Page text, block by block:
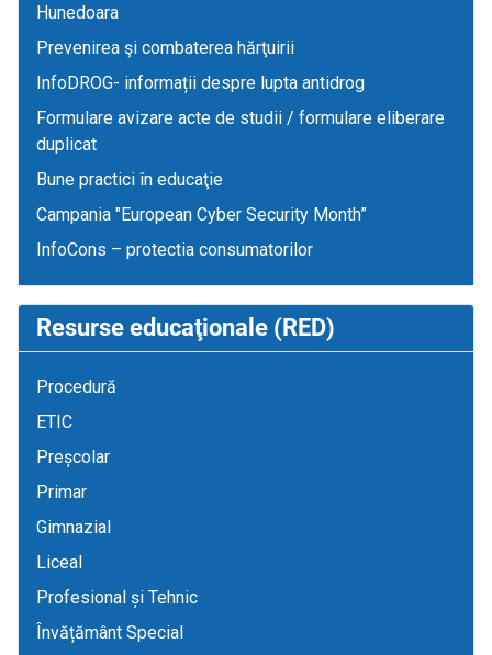
Hunedoara
Prevenirea şi combaterea hărţuirii
InfoDROG- informații despre lupta antidrog
Formulare avizare acte de studii / formulare eliberare
duplicat
Bune practici în educaţie
Campania "European Cyber Security Month”
InfoCons – protectia consumatorilor
Resurse educaţionale (RED)
Procedură
ETIC
Preșcolar
Primar
Gimnazial
Liceal
Profesional și Tehnic
Învățământ Special